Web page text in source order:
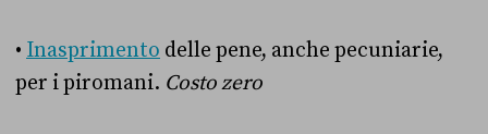
• Inasprimento delle pene, anche pecuniarie,
per i piromani. Costo zero